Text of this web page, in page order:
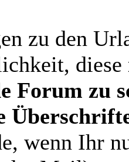
zu den
diese
Forum zu
wenn Ihr